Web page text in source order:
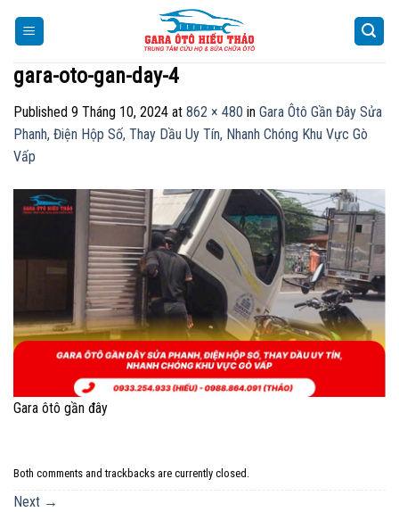
gara-oto-gan-day-4
Published 9 Tháng 10, 2024 at 862 × 480 in Gara Ôtô Gần Đây Sửa
Phanh, Điện Hộp Số, Thay Dầu Uy Tín, Nhanh Chóng Khu Vực Gò
Vấp
Gara ôtô gần đây
Both comments and trackbacks are currently closed.
Next →